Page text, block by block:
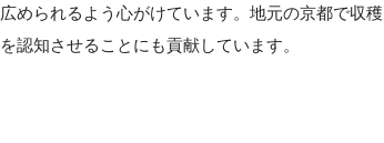
められるよう心がけています。地元の京都で収穫
認知させることにも貢献しています。